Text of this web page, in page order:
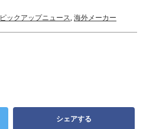
ピックアップニュース, 海外メーカー
シェアする